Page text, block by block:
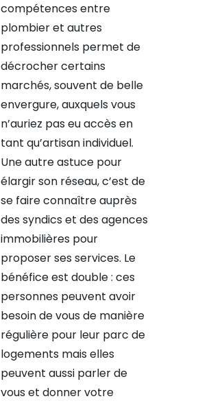
compétences entre
plombier et autres
professionnels permet de
décrocher certains
marchés, souvent de belle
envergure, auxquels vous
n’auriez pas eu accès en
tant qu’artisan individuel.
Une autre astuce pour
élargir son réseau, c’est de
se faire connaître auprès
des syndics et des agences
immobilières pour
proposer ses services. Le
bénéfice est double : ces
personnes peuvent avoir
besoin de vous de manière
régulière pour leur parc de
logements mais elles
peuvent aussi parler de
vous et donner votre